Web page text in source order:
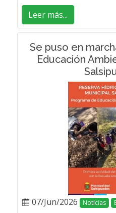
Leer más...
Se puso en
Educación
07/Jun/2026 Noticias